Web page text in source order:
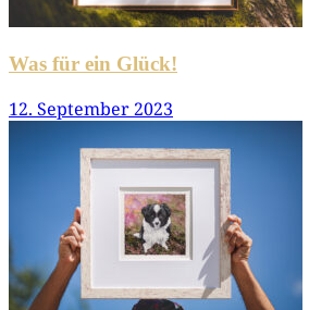
Was für ein Glück!
12. September 2023